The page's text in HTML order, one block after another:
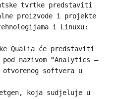
tvrtke predstaviti
proizvode i projekte
i Linuxu:
Qualia će predstaviti
nazivom “Analytics –
otvorenog softvera u
koja sudjeluje u